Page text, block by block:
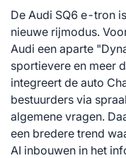
De Audi SQ6 e-tron
nieuwe rijmodus.
Audi een aparte
sportievere en meer
integreert de auto
bestuurders via
algemene vragen.
een bredere trend
AI inbouwen in het